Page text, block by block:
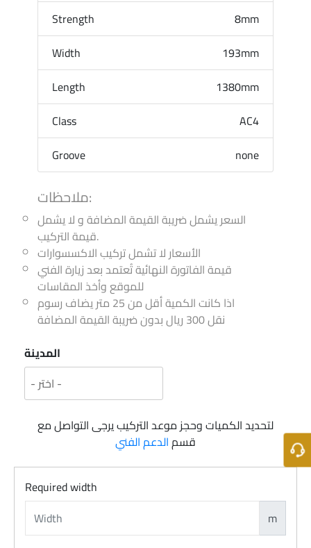
Strength
8mm
Width
193mm
Length
1380mm
Class
AC4
Groove
none
ملاحظات:
السعر يشمل ضريبة القيمة المضافة و لا يشمل
قيمة التركيب.
الأسعار لا تشمل تركيب الاكسسوارات
قيمة الفاتورة النهائية تُعتمد بعد زيارة الفني
للموقع وأخذ المقاسات
اذا كانت الكمية أقل من 25 متر يضاف رسوم
نقل 300 ريال بدون ضريبة القيمة المضافة
المدينة
لتحديد الكميات وحجز موعد التركيب يرجى التواصل مع
قسمالدعم الفني
Required width
m